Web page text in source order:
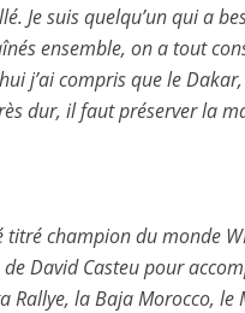
Je suis quelqu’un qui a
ensemble, on a tout
j’ai compris que le Dakar,
dur, il faut préserver la
titré champion du monde
David Casteu pour
Rallye, la Baja Morocco, le